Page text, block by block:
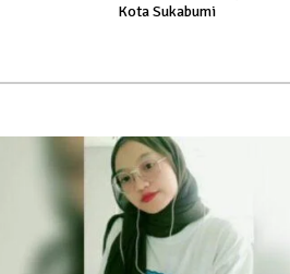
Kota Sukabumi